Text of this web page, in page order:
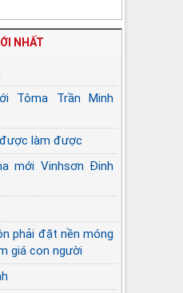
NHẤT
Tôma Trần Minh
làm được
mới Vinhsơn Đinh
phải đặt nền móng
giá con người